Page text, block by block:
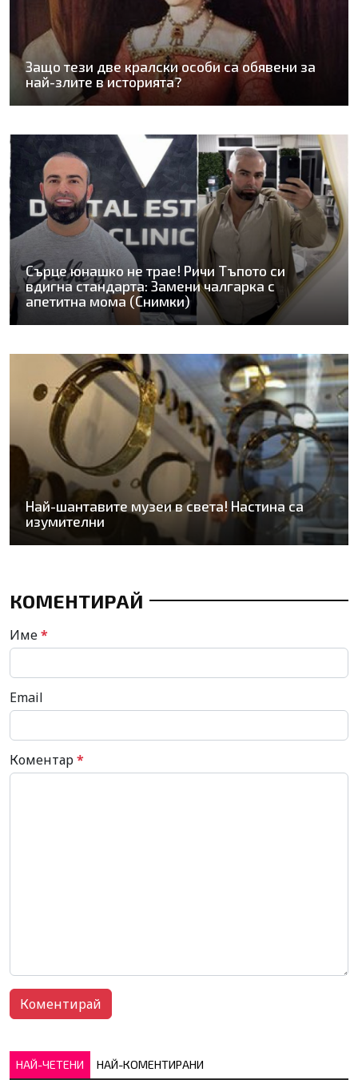
Защо тези две кралски особи са обявени за
най-злите в историята?
Сърце юнашко не трае! Ричи Тъпото си
вдигна стандарта: Замени чалгарка с
апетитна мома (Снимки)
Най-шантавите музеи в света! Настина са
изумителни
КОМЕНТИРАЙ
Име*
Email
Коментар*
НАЙ-ЧЕТЕНИ НАЙ-КОМЕНТИРАНИ